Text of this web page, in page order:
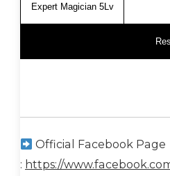
Expert Magician 5Lv
Official Facebook Page
: https://